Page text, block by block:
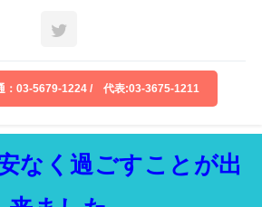
：03-5679-1224 / 代表:03-3675-1211
なく過ごすことが出